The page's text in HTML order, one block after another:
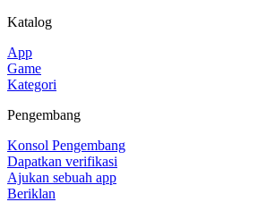
Katalog
App
Game
Kategori
Pengembang
Konsol Pengembang
Dapatkan verifikasi
Ajukan sebuah app
Beriklan